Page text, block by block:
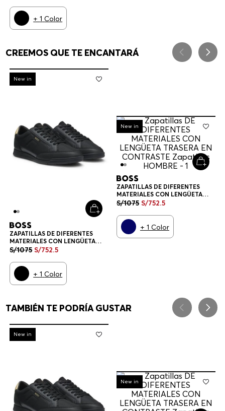
+1 Color
CREEMOS QUE TE ENCANTARÁ
-30%
New in
ZAPATILLAS DE DIFERENTES
MATERIALES CON LENGÜETA
TRASERA EN CONTRASTE
S/1075 S/752.5
+1 Color
-30%
New in
ZAPATILLAS DE DIFERENTES
MATERIALES CON LENGÜETA
TRASERA EN CONTRASTE
S/1075 S/752.5
+ 1 Color
TAMBIÉN TE PODRÍA GUSTAR
-30%
New in
-30%
New in